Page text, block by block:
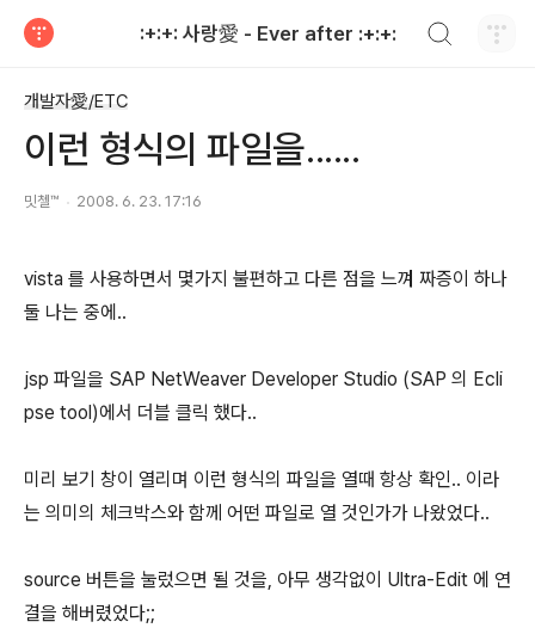
:+:+: 사랑愛 - Ever after :+:+:
개발자愛/ETC
이런 형식의 파일을......
밋첼™ 2008. 6. 23. 17:16
vista 를 사용하면서 몇가지 불편하고 다른 점을 느껴 짜증이 하나
둘 나는 중에..
jsp 파일을 SAP NetWeaver Developer Studio (SAP 의 Ecli
pse tool)에서 더블 클릭 했다..
미리 보기 창이 열리며 이런 형식의 파일을 열때 항상 확인.. 이라
는 의미의 체크박스와 함께 어떤 파일로 열 것인가가 나왔었다..
source 버튼을 눌렀으면 될 것을, 아무 생각없이 Ultra-Edit 에 연
결을 해버렸었다;;